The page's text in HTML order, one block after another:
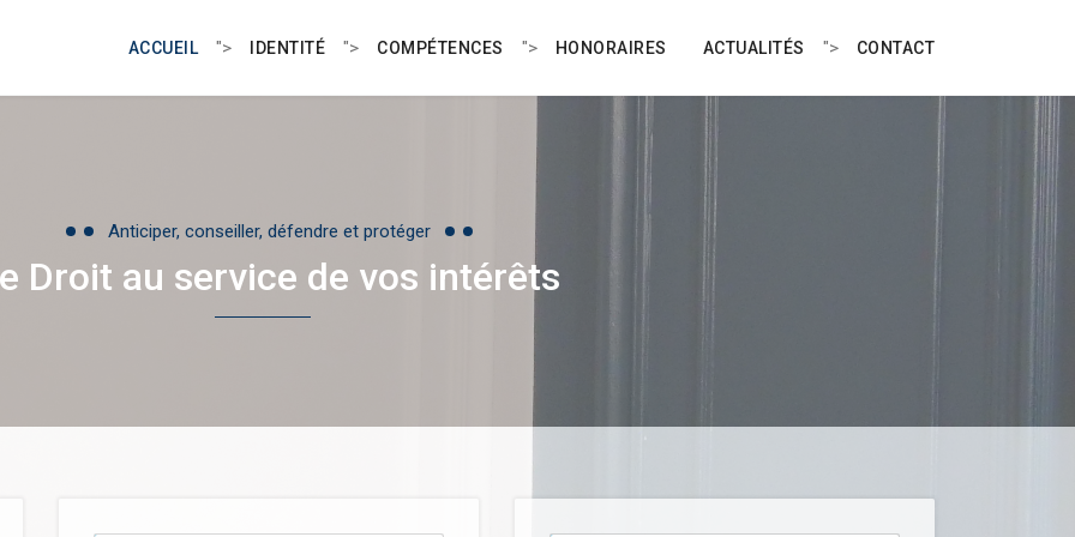
ACCUEIL "> IDENTITÉ "> COMPÉTENCES "> HONORAIRES ACTUALITÉS "> CONTACT
Anticiper, conseiller, défendre et protéger
Droit au service de vos intérêts